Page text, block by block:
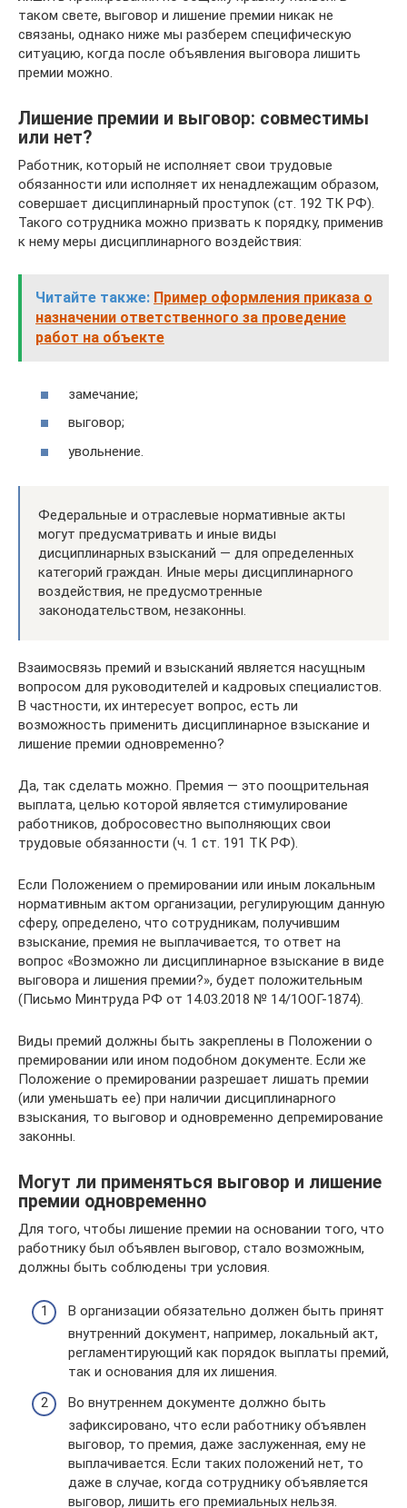
таком свете, выговор и лишение премии никак не
связаны, однако ниже мы разберем специфическую
ситуацию, когда после объявления выговора лишить
премии можно.
Лишение премии и выговор: совместимы
или нет?
Работник, который не исполняет свои трудовые
обязанности или исполняет их ненадлежащим образом,
совершает дисциплинарный проступок (ст. 192 ТК РФ).
Такого сотрудника можно призвать к порядку, применив
к нему меры дисциплинарного воздействия:
Читайте также: Пример оформления приказа о
назначении ответственного за проведение
работ на объекте
замечание;
выговор;
увольнение.
Федеральные и отраслевые нормативные акты
могут предусматривать и иные виды
дисциплинарных взысканий — для определенных
категорий граждан. Иные меры дисциплинарного
воздействия, не предусмотренные
законодательством, незаконны.
Взаимосвязь премий и взысканий является насущным
вопросом для руководителей и кадровых специалистов.
В частности, их интересует вопрос, есть ли
возможность применить дисциплинарное взыскание и
лишение премии одновременно?
Да, так сделать можно. Премия — это поощрительная
выплата, целью которой является стимулирование
работников, добросовестно выполняющих свои
трудовые обязанности (ч. 1 ст. 191 ТК РФ).
Если Положением о премировании или иным локальным
нормативным актом организации, регулирующим данную
сферу, определено, что сотрудникам, получившим
взыскание, премия не выплачивается, то ответ на
вопрос «Возможно ли дисциплинарное взыскание в виде
выговора и лишения премии?», будет положительным
(Письмо Минтруда РФ от 14.03.2018 № 14/1ООГ-1874).
Виды премий должны быть закреплены в Положении о
премировании или ином подобном документе. Если же
Положение о премировании разрешает лишать премии
(или уменьшать ее) при наличии дисциплинарного
взыскания, то выговор и одновременно депремирование
законны.
Могут ли применяться выговор и лишение
премии одновременно
Для того, чтобы лишение премии на основании того, что
работнику был объявлен выговор, стало возможным,
должны быть соблюдены три условия.
В организации обязательно должен быть принят
внутренний документ, например, локальный акт,
регламентирующий как порядок выплаты премий,
так и основания для их лишения.
Во внутреннем документе должно быть
зафиксировано, что если работнику объявлен
выговор, то премия, даже заслуженная, ему не
выплачивается. Если таких положений нет, то
даже в случае, когда сотруднику объявляется
выговор, лишить его премиальных нельзя.